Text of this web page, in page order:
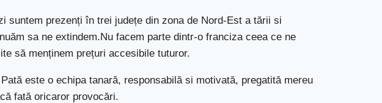
suntem prezenți în trei județe din zona de Nord-Est a tării si
sa ne extindem.Nu facem parte dintr-o franciza ceea ce ne
să menținem prețuri accesibile tuturor.
este o echipa tanară, responsabilă si motivată, pregatită mereu
fată oricaror provocări.